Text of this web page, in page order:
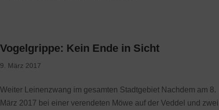
Vogelgrippe: Kein Ende in Sicht
9. März 2017
Weiter Leinenzwang im gesamten Stadtgebiet Nachdem am 8.
März 2017 bei einer verendeten Möwe auf der Veddel und zwei